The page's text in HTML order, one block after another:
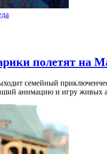
полетят на
семейный
анимацию и игру живых